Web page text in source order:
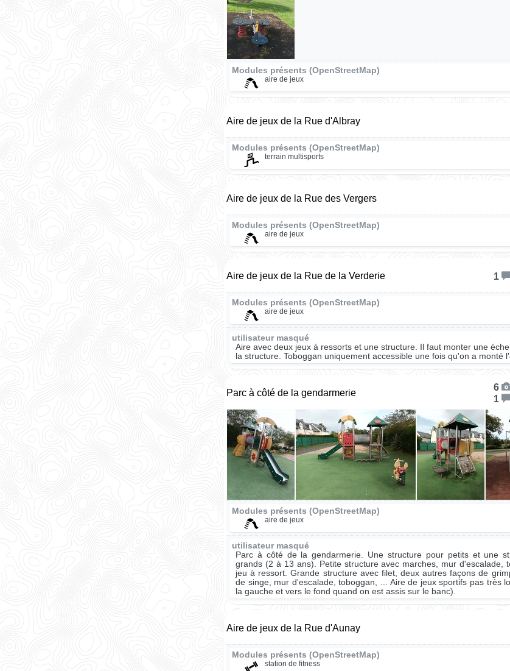
Modules présents (OpenStreetMap)
aire de jeux
Aire de jeux de la Rue d'Albray
Modules présents (OpenStreetMap)
terrain multisports
Aire de jeux de la Rue des Vergers
Modules présents (OpenStreetMap)
aire de jeux
Aire de jeux de la Rue de la Verderie 1
Modules présents (OpenStreetMap)
aire de jeux
utilisateur masqué
Aire avec deux jeux à ressorts et une structure. Il faut monter une
la structure. Toboggan uniquement accessible une fois qu'on a monté
Parc à côté de la gendarmerie
6
1
Modules présents (OpenStreetMap)
aire de jeux
utilisateur masqué
Parc à côté de la gendarmerie. Une structure pour petits et une
grands (2 à 13 ans). Petite structure avec marches, mur d'escalade,
jeu à ressort. Grande structure avec filet, deux autres façons de
de singe, mur d'escalade, toboggan, ... Aire de jeux sportifs pas très
la gauche et vers le fond quand on est assis sur le banc).
Aire de jeux de la Rue d'Aunay
Modules présents (OpenStreetMap)
station de fitness